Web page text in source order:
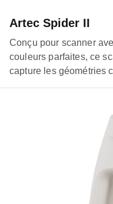
Artec Spider II
Conçu pour scanner
couleurs parfaites, ce
capture les géométries